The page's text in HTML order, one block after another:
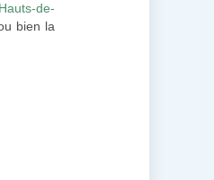
de-
bien la